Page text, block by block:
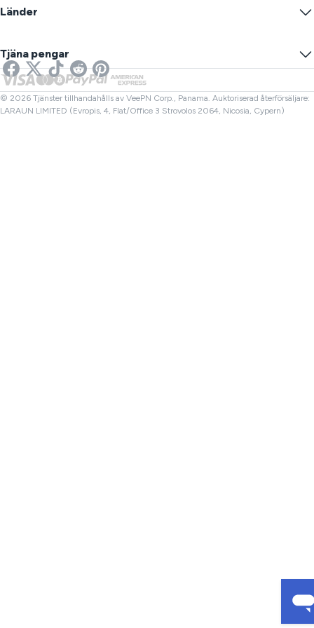
Blogg
Cookieinställningar
Anonym IP
VPN för streaming
Netflix VPN
Dölj din IP
Online SMS
Länk Kontroll
Filkontroll
Länder
Storbritannien VPN
Kanada VPN
Turkiet VPN
Tjäna pengar
Affiliates
© 2026 Tjänster tillhandahålls av VeePN Corp., Panama. Auktoriserad återförsäljare:
LARAUN LIMITED (Evropis, 4, Flat/Office 3 Strovolos 2064, Nicosia, Cypern)